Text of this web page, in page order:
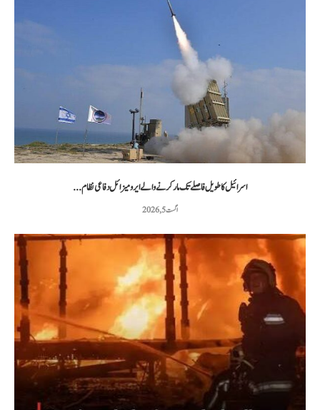
اسرائیل کا طویل فاصلے تک مار کرنے والے ایرو میزائل دفاعی نظام...
اگست 5, 2026